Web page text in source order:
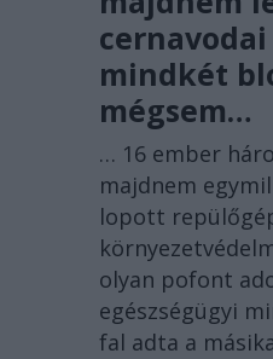
mindkét
mégsem…
… 16 ember
majdnem
lopott
olyan pofont
egészségügyi
fal adta a